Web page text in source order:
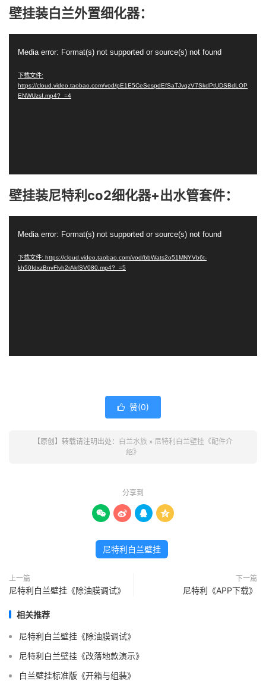
壁挂装白兰外置细化器：
Media error: Format(s) not supported or source(s) not found
下载文件:
https://cloud.video.taobao.com/vod/pE1E5CeSespdEfSaTJvqzV7SkdPtUDSBdLOP
ENWUzsI.mp4?_=4
壁挂装尼特利co2细化器+出水管套件：
Media error: Format(s) not supported or source(s) not found
下载文件: https://cloud.video.taobao.com/vod/bbWats2o51MNYVb6t-
kh50IdxzBnvFlvh2rAkfSV080.mp4?_=5
 赞(0)
【原创】转载请注明出处： 白兰水族 » 尼特利白兰壁挂《配件介
绍》
分享到
   
尼特利白兰壁挂
上一篇
尼特利白兰壁挂《除油膜调试》
下一篇
尼特利《APP下载》
相关推荐
尼特利白兰壁挂《除油膜调试》
尼特利白兰壁挂《改落地款演示》
白兰壁挂标准版《开箱与组装》